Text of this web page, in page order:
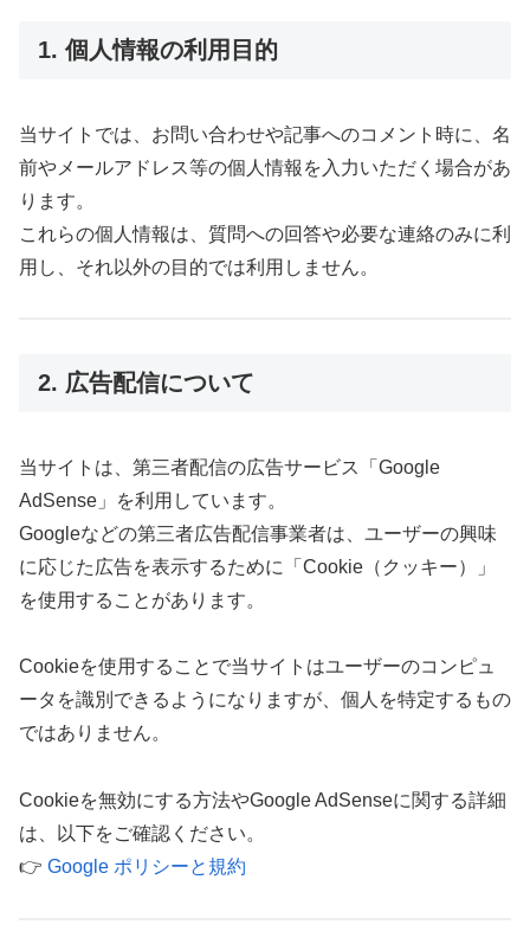
1. 個人情報の利用目的
当サイトでは、お問い合わせや記事へのコメント時に、名
前やメールアドレス等の個人情報を入力いただく場合があ
ります。
これらの個人情報は、質問への回答や必要な連絡のみに利
用し、それ以外の目的では利用しません。
2. 広告配信について
当サイトは、第三者配信の広告サービス「Google
AdSense」を利用しています。
Googleなどの第三者広告配信事業者は、ユーザーの興味
に応じた広告を表示するために「Cookie（クッキー）」
を使用することがあります。
Cookieを使用することで当サイトはユーザーのコンピュ
ータを識別できるようになりますが、個人を特定するもの
ではありません。
Cookieを無効にする方法やGoogle AdSenseに関する詳細
は、以下をご確認ください。
👉 Google ポリシーと規約